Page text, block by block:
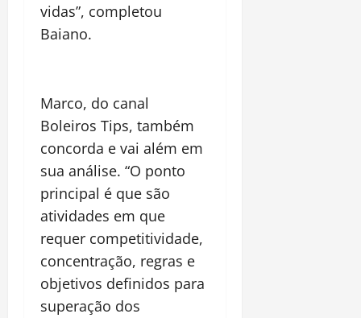
vidas”, completou
Baiano.
Marco, do canal
Boleiros Tips, também
concorda e vai além em
sua análise. “O ponto
principal é que são
atividades em que
requer competitividade,
concentração, regras e
objetivos definidos para
superação dos